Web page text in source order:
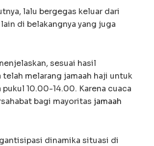
lalu bergegas keluar dari
di belakangnya yang juga
sesuai hasil
melarang jamaah haji untuk
10.00-14.00. Karena cuaca
bagi mayoritas jamaah
dinamika situasi di